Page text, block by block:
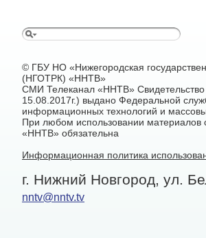
© ГБУ НО «Нижегородская
(НГОТРК) «ННТВ»
СМИ Телеканал «ННТВ»
15.08.2017г.) выдано Федеральной
информационных технологий и
При любом использовании материалов
«ННТВ» обязательна
Информационная политика
г. Нижний Новгород, ул.
nntv@nntv.tv